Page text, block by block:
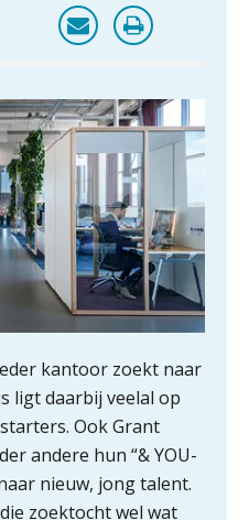
kantoor zoekt naar
ligt daarbij veelal op
Ook Grant
andere hun “& YOU-
nieuw, jong talent.
zoektocht wel wat
equity in accountancy: drie
die het vak
AI | “Wie bewust kiest, kiest
toekomstbestendigheid”